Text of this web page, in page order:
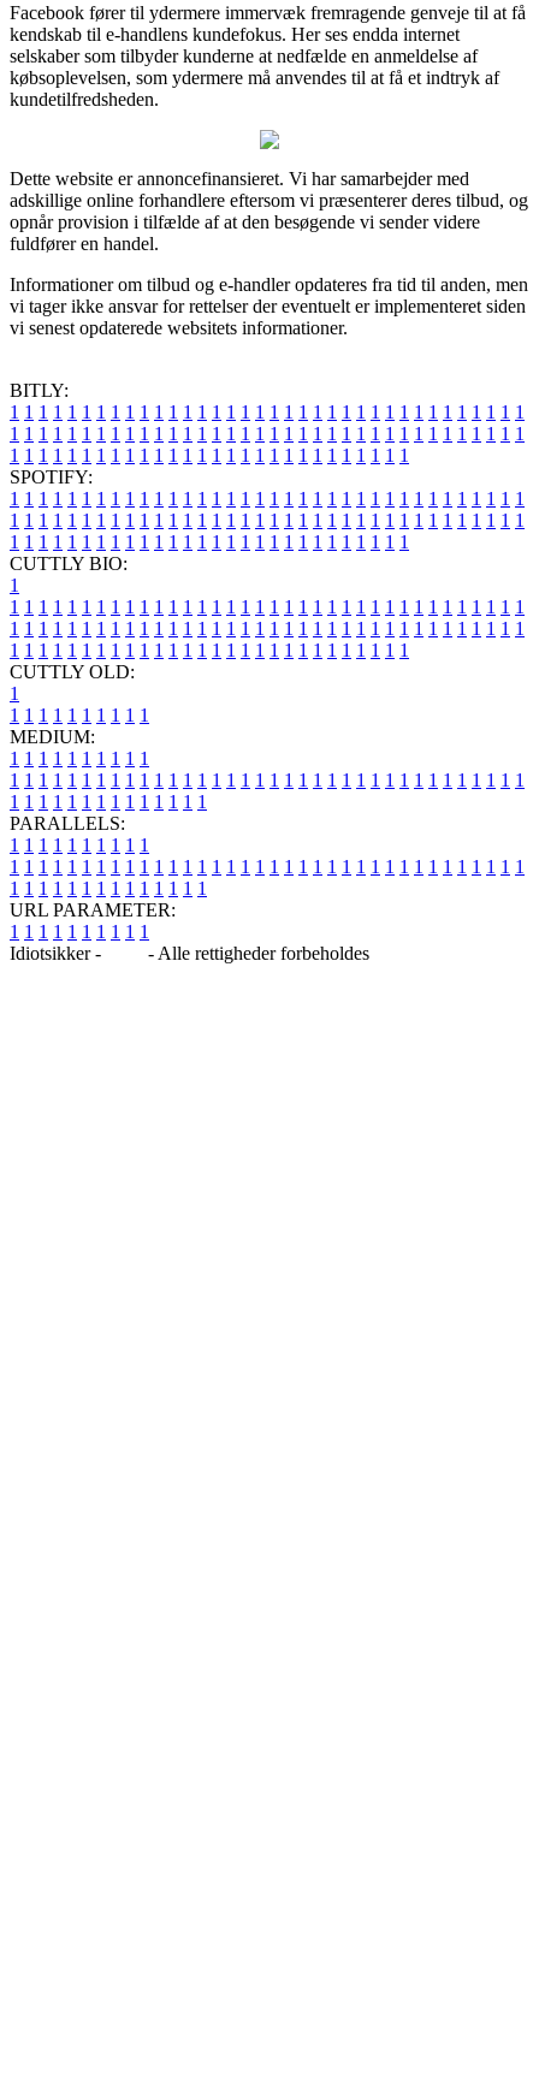
Facebook fører til ydermere immervæk fremragende genveje til at få
kendskab til e-handlens kundefokus. Her ses endda internet
selskaber som tilbyder kunderne at nedfælde en anmeldelse af
købsoplevelsen, som ydermere må anvendes til at få et indtryk af
kundetilfredsheden.
Dette website er annoncefinansieret. Vi har samarbejder med
adskillige online forhandlere eftersom vi præsenterer deres tilbud, og
opnår provision i tilfælde af at den besøgende vi sender videre
fuldfører en handel.
Informationer om tilbud og e-handler opdateres fra tid til anden, men
vi tager ikke ansvar for rettelser der eventuelt er implementeret siden
vi senest opdaterede websitets informationer.
BITLY:
1 1 1 1 1 1 1 1 1 1 1 1 1 1 1 1 1 1 1 1 1 1 1 1 1 1 1 1 1 1 1 1 1 1 1 1
1 1 1 1 1 1 1 1 1 1 1 1 1 1 1 1 1 1 1 1 1 1 1 1 1 1 1 1 1 1 1 1 1 1 1 1
1 1 1 1 1 1 1 1 1 1 1 1 1 1 1 1 1 1 1 1 1 1 1 1 1 1 1 1
SPOTIFY:
1 1 1 1 1 1 1 1 1 1 1 1 1 1 1 1 1 1 1 1 1 1 1 1 1 1 1 1 1 1 1 1 1 1 1 1
1 1 1 1 1 1 1 1 1 1 1 1 1 1 1 1 1 1 1 1 1 1 1 1 1 1 1 1 1 1 1 1 1 1 1 1
1 1 1 1 1 1 1 1 1 1 1 1 1 1 1 1 1 1 1 1 1 1 1 1 1 1 1 1
CUTTLY BIO:
1
1 1 1 1 1 1 1 1 1 1 1 1 1 1 1 1 1 1 1 1 1 1 1 1 1 1 1 1 1 1 1 1 1 1 1 1
1 1 1 1 1 1 1 1 1 1 1 1 1 1 1 1 1 1 1 1 1 1 1 1 1 1 1 1 1 1 1 1 1 1 1 1
1 1 1 1 1 1 1 1 1 1 1 1 1 1 1 1 1 1 1 1 1 1 1 1 1 1 1 1
CUTTLY OLD:
1
1 1 1 1 1 1 1 1 1 1
MEDIUM:
1 1 1 1 1 1 1 1 1 1
1 1 1 1 1 1 1 1 1 1 1 1 1 1 1 1 1 1 1 1 1 1 1 1 1 1 1 1 1 1 1 1 1 1 1 1
1 1 1 1 1 1 1 1 1 1 1 1 1 1
PARALLELS:
1 1 1 1 1 1 1 1 1 1
1 1 1 1 1 1 1 1 1 1 1 1 1 1 1 1 1 1 1 1 1 1 1 1 1 1 1 1 1 1 1 1 1 1 1 1
1 1 1 1 1 1 1 1 1 1 1 1 1 1
URL PARAMETER:
1 1 1 1 1 1 1 1 1 1
Idiotsikker -
- Alle rettigheder forbeholdes